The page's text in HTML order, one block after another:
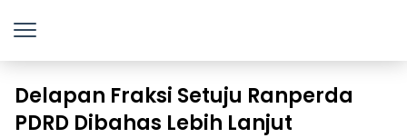
Delapan Fraksi Setuju Ranperda
PDRD Dibahas Lebih Lanjut